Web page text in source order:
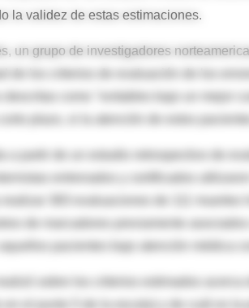
la validez de estas estimaciones.
un grupo de investigadores
plazo, si la atención de estos
a partir de un estudio retrospectivo de
pacientes bajo atención médica